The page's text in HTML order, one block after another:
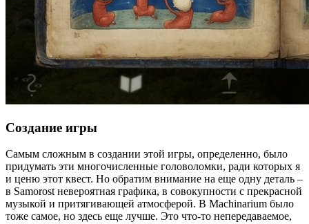
Создание игры
Самым сложным в создании этой игры, определенно, было
придумать эти многочисленные головоломки, ради которых я
и ценю этот квест. Но обратим внимание на еще одну деталь –
в Samorost невероятная графика, в совокупности с прекрасной
музыкой и притягивающей атмосферой. В Machinarium было
тоже самое, но здесь еще лучше. Это что-то непередаваемое,